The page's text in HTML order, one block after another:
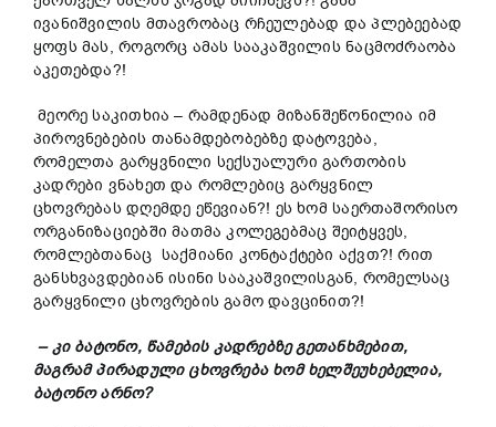
ივანიშვილის მთავრობაც რჩეულებად და პლებეებად
ყოფს მას, როგორც ამას სააკაშვილის ნაცმოძრაობა
აკეთებდა?!
მეორე საკითხია – რამდენად მიზანშეწონილია იმ
პიროვნებების თანამდებობებზე დატოვება,
რომელთა გარყვნილი სექსუალური გართობის
კადრები ვნახეთ და რომლებიც გარყვნილ
ცხოვრებას დღემდე ეწევიან?! ეს ხომ საერთაშორისო
ორგანიზაციებში მათმა კოლეგებმაც შეიტყვეს,
რომლებთანაც საქმიანი კონტაქტები აქვთ?! რით
განსხვავდებიან ისინი სააკაშვილისგან, რომელსაც
გარყვნილი ცხოვრების გამო დავცინით?!
– კი ბატონო, წამების კადრებზე გეთანხმებით,
მაგრამ პირადული ცხოვრება ხომ ხელშეუხებელია,
ბატონო არნო?